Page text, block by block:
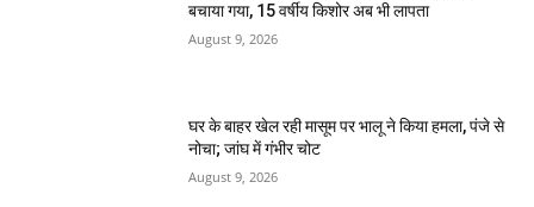
बचाया गया, 15 वर्षीय किशोर अब भी लापता
August 9, 2026
घर के बाहर खेल रही मासूम पर भालू ने किया हमला, पंजे से
नोचा; जांघ में गंभीर चोट
August 9, 2026